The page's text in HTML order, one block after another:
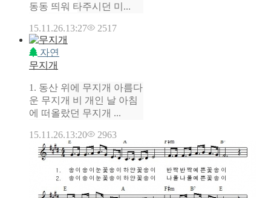
동동 띄워 타주시던 미...
15.11.26.13:27 2517
자연
무지개
1. 동산 위에 무지개 아름다
운 무지개 비 개인 날 아침
에 떠올랐던 무지개 ...
15.11.26.13:20 2963